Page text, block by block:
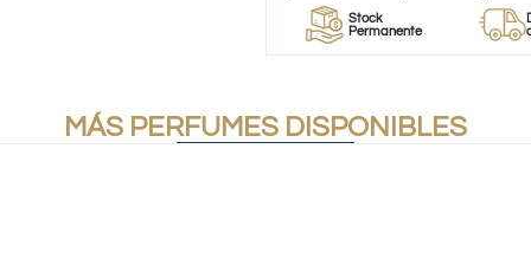
Stock
Permanente
a todo
MÁS PERFUMES DISPONIBLES